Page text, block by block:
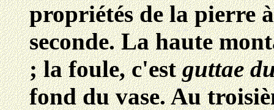
propriétés de la pierre
seconde. La haute
; la foule, c'estguttae
fond du vase. Au